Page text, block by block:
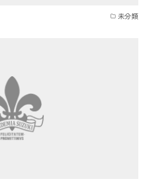
未分類